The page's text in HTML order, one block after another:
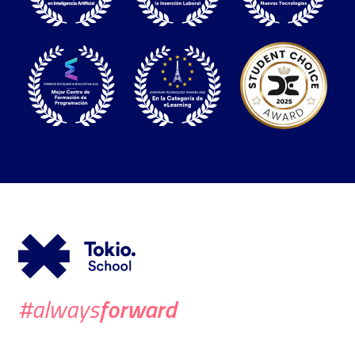
#alwaysforward